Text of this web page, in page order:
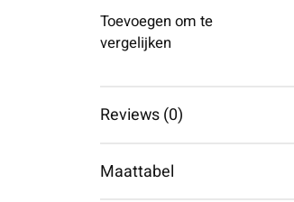
Toevoegen om te
vergelijken
Reviews (0)
Maattabel